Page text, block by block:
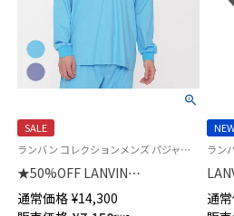
SALE
ランバン コレクションメンズ パジャマ 公式ショップ 正規ライセンス商品 ギフト プレゼント
★50%OFF LANVIN
COLLECTION 細番手 スムース
バーズアイ パジャマ メンズ
通常価格 ¥14,300
Lサ
本
通